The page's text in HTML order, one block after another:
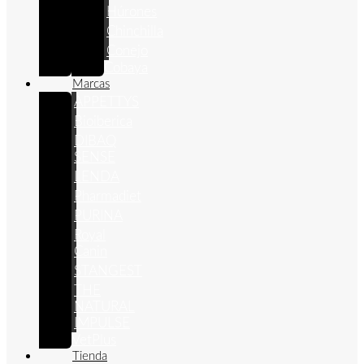
Húrones
Chinchilla
Conejo
Marcas
APPETTYS
Bioiberica
DIBAQ
SENSE
LENDA
Pharmadiet
PURINA
Royal
Canin
STANGEST
NATURAL
Tienda